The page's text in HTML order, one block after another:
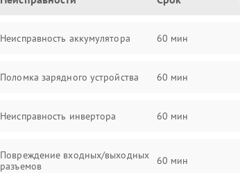
Неисправность аккумулятора 60 мин
Поломка зарядного устройства 60 мин
Неисправность инвертора 60 мин
Повреждение входных/выходных
разъемов
60 мин